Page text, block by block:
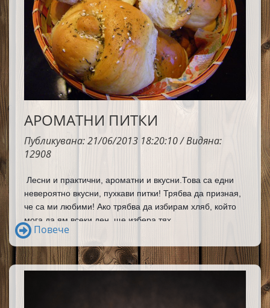
АРОМАТНИ ПИТКИ
Публикувана: 21/06/2013 18:20:10 / Видяна:
12908
Лесни и практични, ароматни и вкусни. Това са едни
невероятно вкусни, пухкави питки! Трябва да призная,
че са ми любими! Ако трябва да избирам хляб, който
мога да ям всеки ден, ще избера тях.
Повече